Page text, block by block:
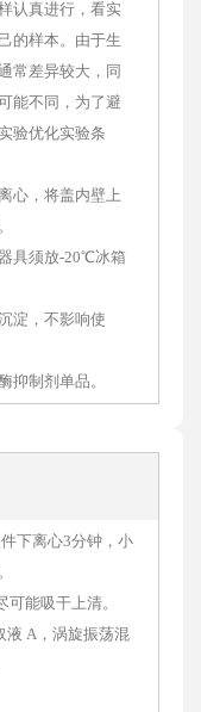
认真进行，看实
的样本。由于生
常差异较大，同
能不同，为了避
验优化实验条
心，将盖内壁上
具须放-20℃冰箱
淀，不影响使
抑制剂单品。
下离心3分钟，小
能吸干上清。
液 A，涡旋振荡混